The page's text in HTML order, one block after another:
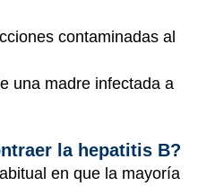
contaminadas al
una madre infectada a
la hepatitis B?
en que la mayoría